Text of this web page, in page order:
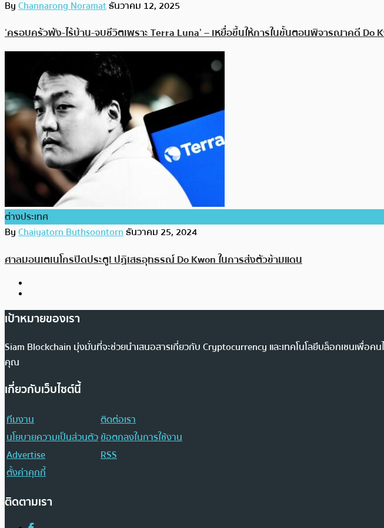
ByChannarong Noramatธันวาคม 12, 2025
‘ครอบครัวพัง-ไร้บ้าน-จบชีวิตเพราะ Terra Luna’ – เหยื่อขึ้นให้การในขั้นตอนพิจารณาคดี Do
ต่างประเทศ
ByChaiyatorn Buthsoontornธันวาคม 25, 2024
ศาลมอนเตเนโกรปิดประตู! ปฏิเสธอุทธรณ์ Do Kwon ในการส่งตัวข้ามแดน
เป้าหมายของเรา
Siam Blockchain มุ่งมั่นที่จะช่วยนำเสนอสารเกี่ยวกับ Cryptocurrency และเทคโนโลยีบล็อกเชนเพื่อ
คุณ
เกี่ยวกับเว็บไซต์นี้
ทีมงาน
ติดต่อเรา
นโยบายความเป็นส่วนตัวข้อตกลงในการใช้งาน
Advertise
RSS
ตั้งค่าคุกกี้
ติดตามเรา